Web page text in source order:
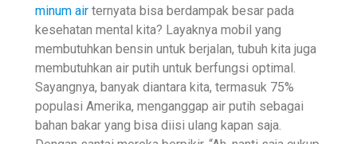
minum air ternyata bisa berdampak besar pada
kesehatan mental kita? Layaknya mobil yang
membutuhkan bensin untuk berjalan, tubuh kita juga
membutuhkan air putih untuk berfungsi optimal.
Sayangnya, banyak diantara kita, termasuk 75%
populasi Amerika, menganggap air putih sebagai
bahan bakar yang bisa diisi ulang kapan saja.